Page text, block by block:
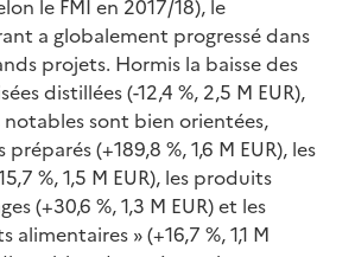
le FMI en 2017/18), le
a globalement progressé dans
projets. Hormis la baisse des
distillées (-12,4 %, 2,5 M EUR),
notables sont bien orientées,
(+189,8 %, 1,6 M EUR), les
%, 1,5 M EUR), les produits
(+30,6 %, 1,3 M EUR) et les
alimentaires » (+16,7 %, 1,1 M